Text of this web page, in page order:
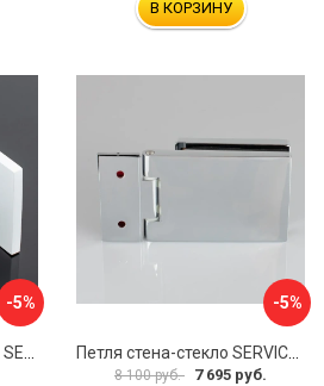
В КОРЗИНУ
-5%
Коннектор стекло-стена SERVICE PLUS K02-203WM/sus304
-5%
Петля стена-стекло SERVICE PLUS P03-101CR/brass
8 100 руб. 7 695 руб.